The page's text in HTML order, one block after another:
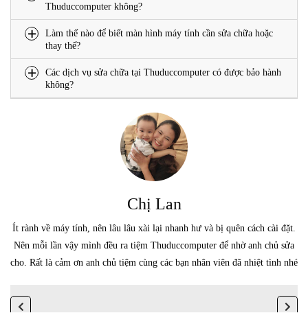
Thuduccomputer không?
Làm thế nào để biết màn hình máy tính cần sửa chữa hoặc
thay thế?
Các dịch vụ sửa chữa tại Thuduccomputer có được bảo hành
không?
Chị Lan
Ít rành về máy tính, nên lâu lâu xài lại nhanh hư và bị quên cách cài đặt.
Nên mỗi lần vậy mình đều ra tiệm Thuduccomputer để nhờ anh chủ sửa
cho. Rất là cảm ơn anh chủ tiệm cùng các bạn nhân viên đã nhiệt tình nhé